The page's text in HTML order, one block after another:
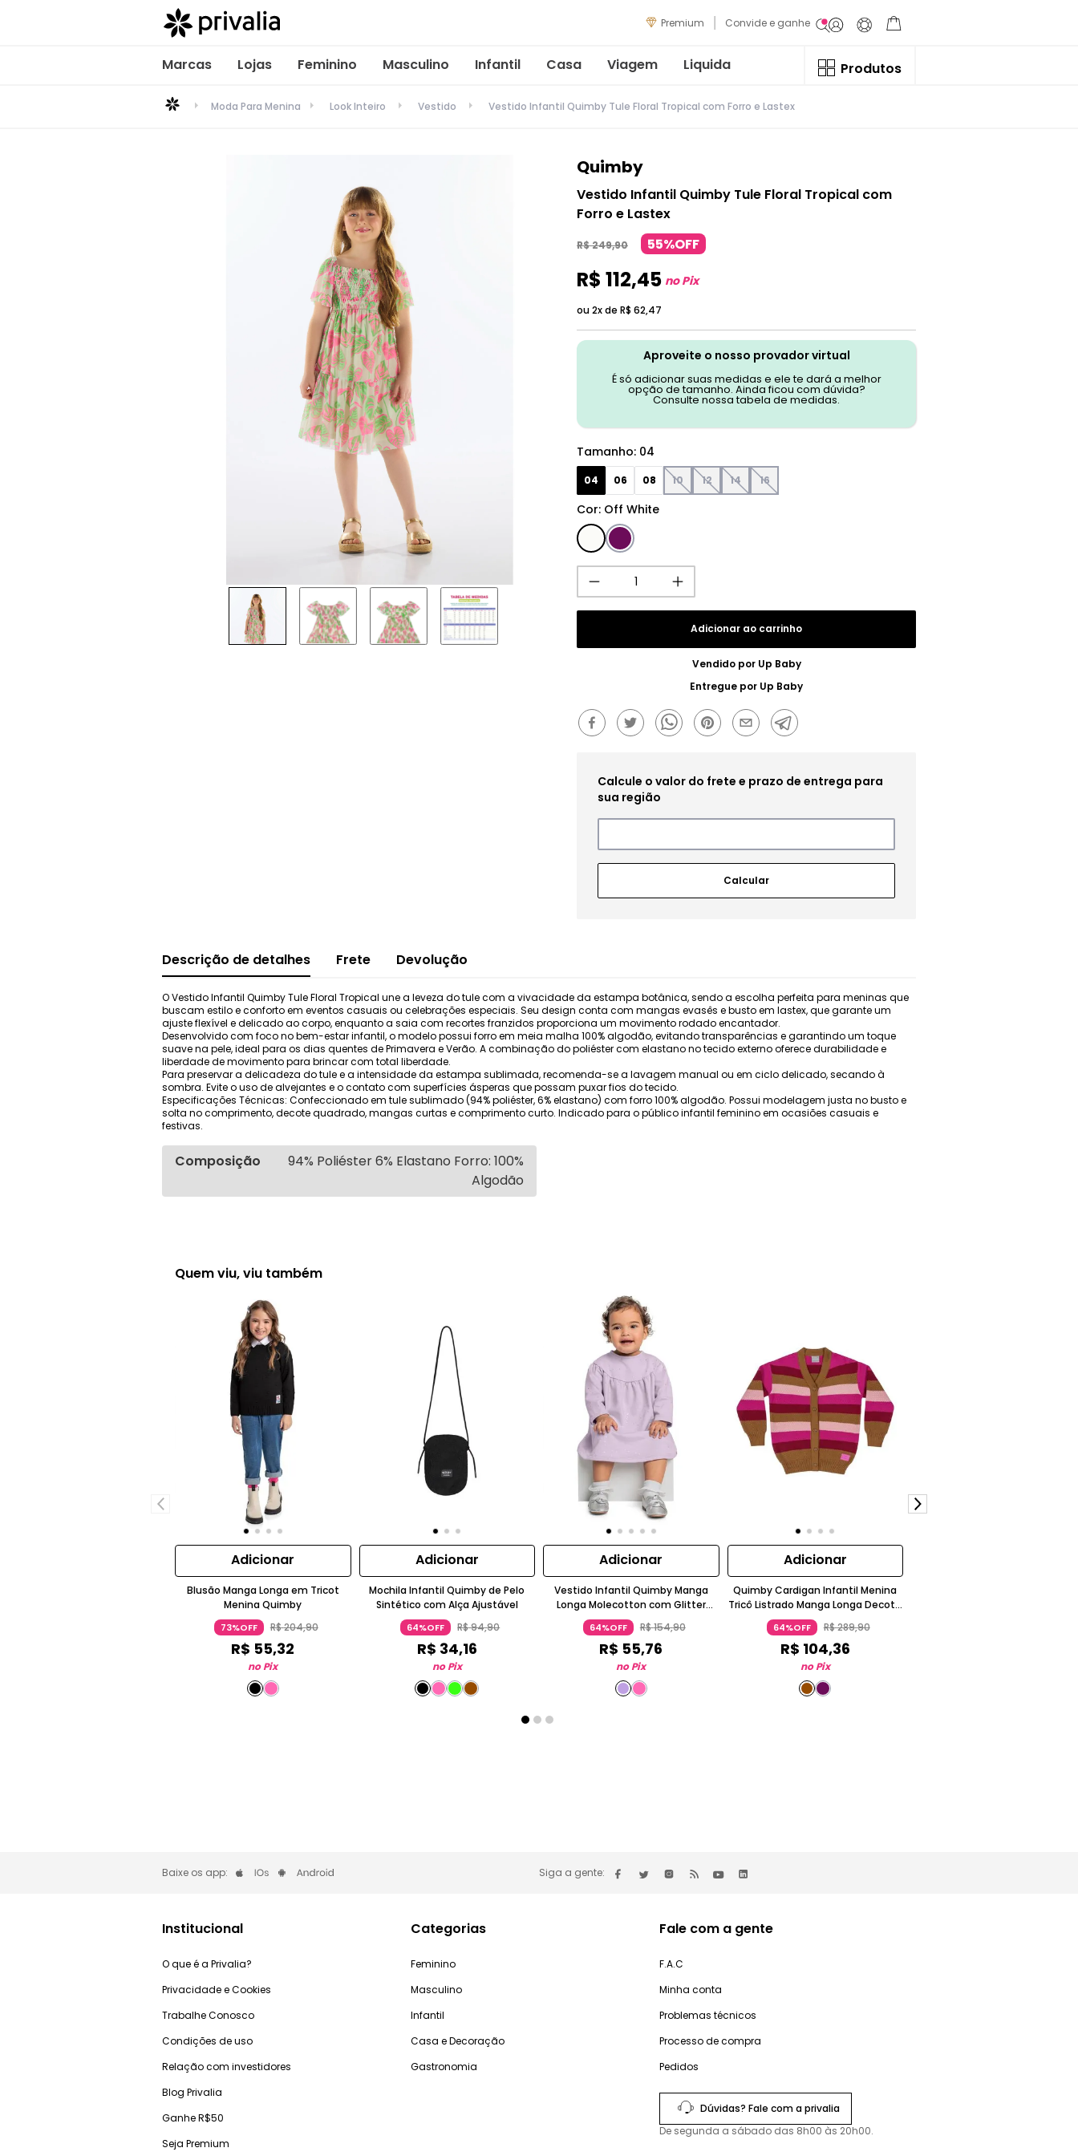
Premium Convide e ganhe
Marcas Lojas Feminino Masculino Infantil Casa Viagem Liquida Produtos
Moda Para Menina Look Inteiro Vestido Vestido Infantil Quimby Tule Floral Tropical com Forro e Lastex
Quimby
Vestido Infantil Quimby Tule Floral Tropical com
Forro e Lastex
R$249,90 55%OFF
R$ 112,45 no Pix
ou 2x de R$ 62,47
Aproveite o nosso provador virtual
É só adicionar suas medidas e ele te dará a melhor
opção de tamanho. Ainda ficou com dúvida?
Consulte nossa tabela de medidas.
Cor: Off White
Tamanho: 04
04 06 08 10 12 14 16
Adicionar ao carrinho
Vendido por Up Baby
Entregue por Up Baby
Descrição de detalhes Frete Devolução
O Vestido Infantil Quimby Tule Floral Tropical une a leveza do tule com a vivacidade da estampa botânica, sendo a escolha perfeita para meninas que
buscam estilo e conforto em eventos casuais ou celebrações especiais. Seu design conta com mangas evasês e busto em lastex, que garante um
ajuste flexível e delicado ao corpo, enquanto a saia com recortes franzidos proporciona um movimento rodado encantador.
Desenvolvido com foco no bem-estar infantil, o modelo possui forro em meia malha 100% algodão, evitando transparências e garantindo um toque
suave na pele, ideal para os dias quentes de Primavera e Verão. A combinação do poliéster com elastano no tecido externo oferece durabilidade e
liberdade de movimento para brincar com total liberdade.
Para preservar a delicadeza do tule e a intensidade da estampa sublimada, recomenda-se a lavagem manual ou em ciclo delicado, secando à
sombra. Evite o uso de alvejantes e o contato com superfícies ásperas que possam puxar fios do tecido.
Especificações Técnicas: Confeccionado em tule sublimado (94% poliéster, 6% elastano) com forro 100% algodão. Possui modelagem justa no busto e
solta no comprimento, decote quadrado, mangas curtas e comprimento curto. Indicado para o público infantil feminino em ocasiões casuais e
festivas.
Composição
94% Poliéster 6% Elastano Forro: 100%
Algodão
Quem viu, viu também
Adicionar
Blusão Manga Longa em Tricot
Menina Quimby
73%OFF R$204,90
R$ 55,32
no Pix
Adicionar
Mochila Infantil Quimby de Pelo
Sintético com Alça Ajustável
64%OFF R$94,90
R$ 34,16
no Pix
Adicionar
Vestido Infantil Quimby Manga
Longa Molecotton com Glitter
Outono Inverno
64%OFF R$154,90
R$ 55,76
no Pix
Adicionar
Quimby Cardigan Infantil Menina
Tricô Listrado Manga Longa Decote
V com Botões
64%OFF R$289,90
R$ 104,36
no Pix
Baixe os app: Siga a gente:
Institucional
O que é a Privalia?
Privacidade e Cookies
Trabalhe Conosco
Condições de uso
Relação com investidores
Blog Privalia
Ganhe R$50
Seja Premium
Categorias
Feminino
Masculino
Infantil
Casa e Decoração
Gastronomia
Fale com a gente
F.A.C
Minha conta
Problemas técnicos
Processo de compra
Pedidos
Dúvidas? Fale com a privalia
De segunda a sábado das 8h00 às 20h00.